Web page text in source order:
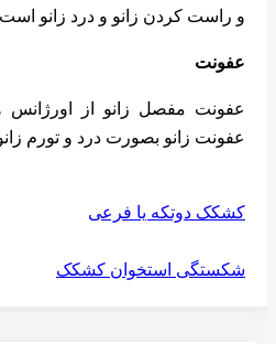
و راست کردن زانو و درد زانو
عفونت
عفونت مفصل زانو از
عفونت زانو بصورت درد و تورم
کشکک دوتکه یا فرعی
شکستگی استخوان کشکک